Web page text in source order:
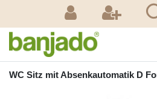
WC Sitz mit Absenkautomatik D